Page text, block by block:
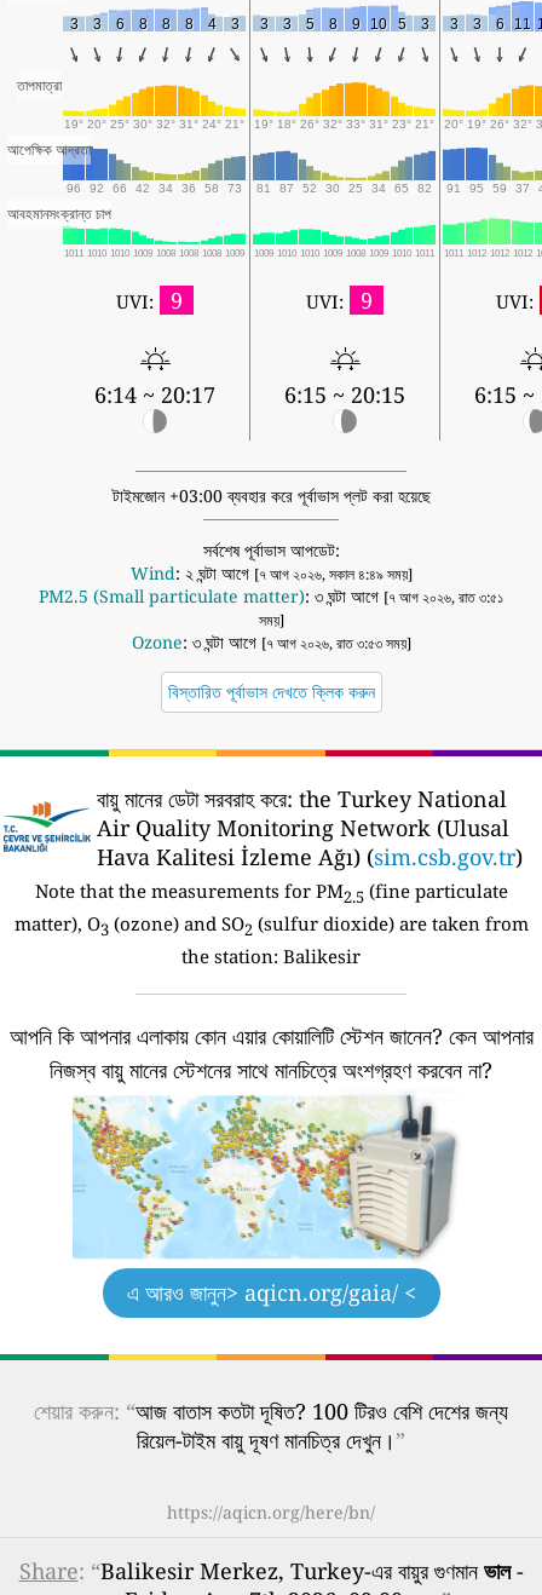
3 3 6 8 8 8 4 3 3 3 5 8 9 10 5 3 3 3 6 11
তাপমাত্রা
19° 20° 25° 30° 32° 31° 24° 21° 19° 18° 26° 32° 33° 31° 23° 21° 20° 19° 26° 32°
আপেক্ষিক আদ্রতা
96 92 66 42 34 36 58 73 81 87 52 30 25 34 65 82 91 95 59 37
আবহমানসংক্রান্ত চাপ
1011 1010 1010 1009 1008 1008 1008 1009 1009 1010 1010 1009 1008 1009 1010 1011 1011 1012 1012 1012
UVI: 9
6:14 ~ 20:17
UVI: 9
6:15 ~ 20:15
UVI:
6:15 ~
টাইমজোন +03:00 ব্যবহার করে পূর্বাভাস প্লট করা হয়েছে
সর্বশেষ পূর্বাভাস আপডেট:
Wind: ২ ঘন্টা আগে [৭ আগ ২০২৬, সকাল ৪:৪৯ সময়]
PM2.5 (Small particulate matter): ৩ ঘন্টা আগে [৭ আগ ২০২৬, রাত ৩:৫১
সময়]
Ozone: ৩ ঘন্টা আগে [৭ আগ ২০২৬, রাত ৩:৫৩ সময়]
বিস্তারিত পূর্বাভাস দেখতে ক্লিক করুন
বায়ু মানের ডেটা সরবরাহ করে: the Turkey National
Air Quality Monitoring Network (Ulusal
Hava Kalitesi İzleme Ağı) (sim.csb.gov.tr)
Note that the measurements for PM2.5 (fine particulate
matter), O3(ozone) and SO2 (sulfur dioxide) are taken from
the station: Balikesir
আপনি কি আপনার এলাকায় কোন এয়ার কোয়ালিটি স্টেশন জানেন? কেন আপনার
নিজস্ব বায়ু মানের স্টেশনের সাথে মানচিত্রে অংশগ্রহণ করবেন না?
এ আরও জানুন> aqicn.org/gaia/ <
শেয়ার করুন: “আজ বাতাস কতটা দূষিত? 100 টিরও বেশি দেশের জন্য
রিয়েল-টাইম বায়ু দূষণ মানচিত্র দেখুন।”
https://aqicn.org/here/bn/
Share: “Balikesir Merkez, Turkey-এর বায়ুর গুণমান ভাল-